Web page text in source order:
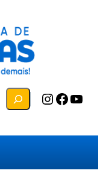
Instagram Facebook YouTube